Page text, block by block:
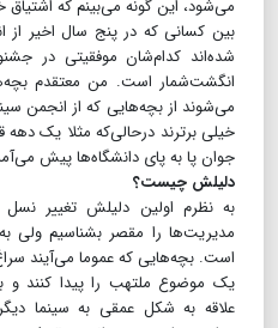
می‌شود، این گونه می‌بینم که
بین کسانی که در پنج سال اخیر
شده‌اند کدام‌شان موفقیتی در
انگشت‌شمار است. من معتقدم
می‌شوند از بچه‌هایی که از انجمن
خیلی برترند درحالی‌که مثلا یک دهه
جوان پا به پای دانشگاه‌ها پیش
دلیلش چیست؟
به نظرم اولین دلیلش تغییر نسل
مدیریت‌ها را مقصر بشناسیم ولی
است. بچه‌هایی که عموما می‌آیند
یک موضوع ملتهب را پیدا کنند و
علاقه به شکل عمقی به سینما